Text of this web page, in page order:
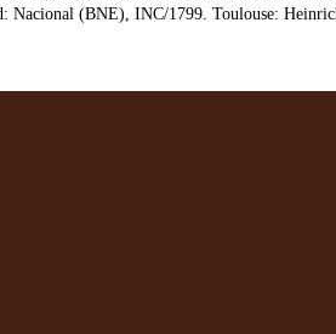
Nacional (BNE), INC/1799. Toulouse: